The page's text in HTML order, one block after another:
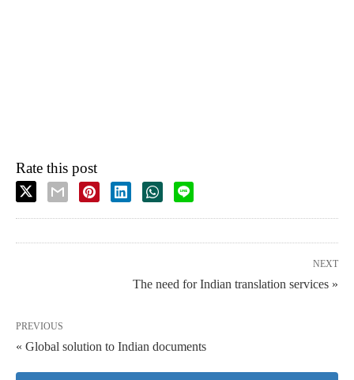
Rate this post
NEXT
The need for Indian translation services »
PREVIOUS
« Global solution to Indian documents